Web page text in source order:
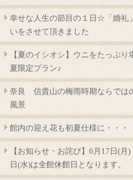
幸せな人生の節目の１日☆「婚礼
いをさせて頂きました
【夏のイシオシ】ウニをたっぷり
夏限定プラン♪
奈良 信貴山の梅雨時期ならでは
風景
館内の迎え花も初夏仕様に・・・
【お知らせ・お詫び】6月17日(
日(水)は全館休館日となります。